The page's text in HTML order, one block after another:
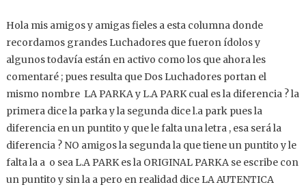
Hola mis amigos y amigas fieles a esta columna donde
recordamos grandes Luchadores que fueron ídolos y
algunos todavía están en activo como los que ahora les
comentaré ; pues resulta que Dos Luchadores portan el
mismo nombre LA PARKA y L.A PARK cual es la diferencia ? la
primera dice la parka y la segunda dice l.a park pues la
diferencia en un puntito y que le falta una letra , esa será la
diferencia ? NO amigos la segunda la que tiene un puntito y le
falta la a o sea L.A PARK es la ORIGINAL PARKA se escribe con
un puntito y sin la a pero en realidad dice LA AUTENTICA